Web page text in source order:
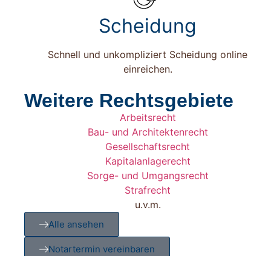
Scheidung
Schnell und unkompliziert Scheidung online
einreichen.
Weitere Rechtsgebiete
Arbeitsrecht
Bau- und Architektenrecht
Gesellschaftsrecht
Kapitalanlagerecht
Sorge- und Umgangsrecht
Strafrecht
u.v.m.
Alle ansehen
Notartermin vereinbaren